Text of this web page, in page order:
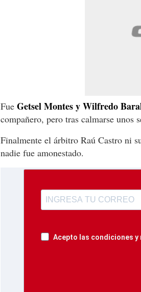
Fue Getsel Montes y Wilfredo
compañero, pero tras calmarse unos
Finalmente el árbitro Raú Castro ni
nadie fue amonestado.
Acepto las condiciones